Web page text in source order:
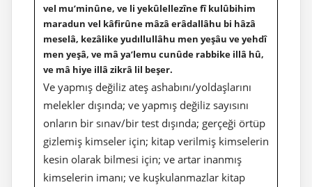
vel mu’minûne, ve li yekûlellezîne fî kulûbihim
maradun vel kâfirûne mâzâ erâdallâhu bi hâzâ
meselâ, kezâlike yudıllullâhu men yeşâu ve yehdî
men yeşâ, ve mâ ya’lemu cunûde rabbike illâ hû,
ve mâ hiye illâ zikrâ lil beşer.
Ve yapmış değiliz ateş ashabını/yoldaşlarını
melekler dışında; ve yapmış değiliz sayısını
onların bir sınav/bir test dışında; gerçeği örtüp
gizlemiş kimseler için; kitap verilmiş kimselerin
kesin olarak bilmesi için; ve artar inanmış
kimselerin imanı; ve kuşkulanmazlar kitap